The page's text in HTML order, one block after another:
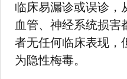
临床易漏诊或误诊，
血管、神经系统损害
者无任何临床表现，
为隐性梅毒。